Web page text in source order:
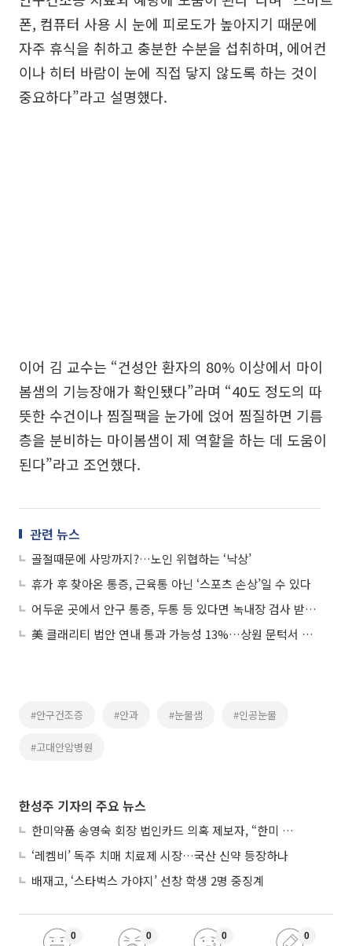
폰, 컴퓨터 사용 시 눈에 피로도가 높아지기 때문에
자주 휴식을 취하고 충분한 수분을 섭취하며, 에어컨
이나 히터 바람이 눈에 직접 닿지 않도록 하는 것이
중요하다”라고 설명했다.
이어 김 교수는 “건성안 환자의 80% 이상에서 마이
봄샘의 기능장애가 확인됐다”라며 “40도 정도의 따
뜻한 수건이나 찜질팩을 눈가에 얹어 찜질하면 기름
층을 분비하는 마이봄샘이 제 역할을 하는 데 도움이
된다”라고 조언했다.
관련 뉴스
골절때문에 사망까지?…노인 위협하는 ‘낙상’
휴가 후 찾아온 통증, 근육통 아닌 ‘스포츠 손상’일 수 있다
어두운 곳에서 안구 통증, 두통 등 있다면 녹내장 검사 받아봐야
美 클래리티 법안 연내 통과 가능성 13%…상원 문턱서 제동
#안구건조증 #안과 #눈물샘 #인공눈물
#고대안암병원
한성주 기자의 주요 뉴스
한미약품 송영숙 회장 법인카드 의혹 제보자, “한미 잘 되기 바라는 마음”
‘레켐비’ 독주 치매 치료제 시장…국산 신약 등장하나
배재고, ‘스타벅스 가야지’ 선창 학생 2명 중징계
0 0 0 0